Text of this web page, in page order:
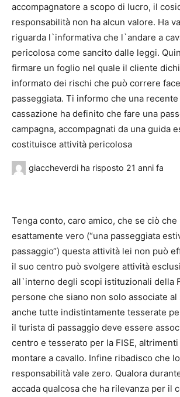
accompagnatore a scopo di lucro, il
responsabilità non ha alcun valore. Ha
riguarda l`informativa che l`andare a
pericolosa come sancito dalle leggi.
firmare un foglio nel quale il cliente
informato dei rischi che può correre
passeggiata. Ti informo che una
cassazione ha definito che fare una
campagna, accompagnati da una guida
costituisce attività pericolosa
giaccheverdi ha risposto 21 anni fa
Tenga conto, caro amico, che se ciò
esattamente vero (“una passeggiata
passaggio“) questa attività lei non può
il suo centro può svolgere attività
all`interno degli scopi istituzionali della
persone che siano non solo associate
anche tutte indistintamente tesserate
il turista di passaggio deve essere
centro e tesserato per la FISE,
montare a cavallo. Infine ribadisco che
responsabilità vale zero. Qualora
accada qualcosa che ha rilevanza per il